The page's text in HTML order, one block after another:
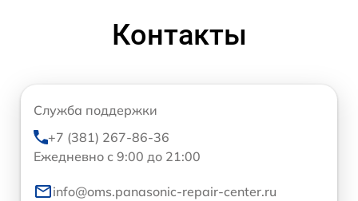
Контакты
Служба поддержки
+7 (381) 267-86-36
Ежедневно с 9:00 до 21:00
info@oms.panasonic-repair-center.ru